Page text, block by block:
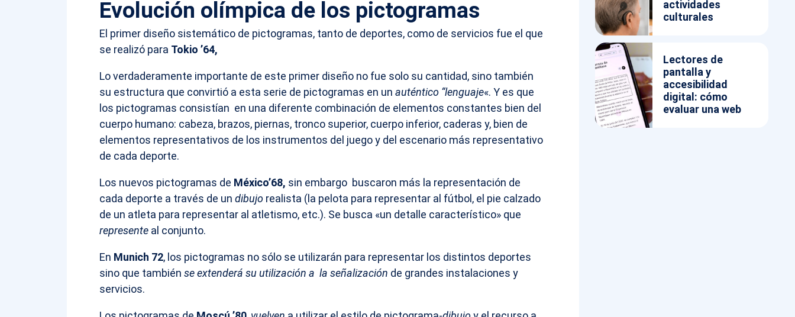
Evolución olímpica de los pictogramas
El primer diseño sistemático de pictogramas, tanto de deportes, como de servicios fue el que
se realizó para Tokio ’64,
Lo verdaderamente importante de este primer diseño no fue solo su cantidad, sino también
su estructura que convirtió a esta serie de pictogramas en un auténtico “lenguaje«. Y es que
los pictogramas consistían en una diferente combinación de elementos constantes bien del
cuerpo humano: cabeza, brazos, piernas, tronco superior, cuerpo inferior, caderas y, bien de
elementos representativos de los instrumentos del juego y del escenario más representativo
de cada deporte.
Los nuevos pictogramas de México’68, sin embargo buscaron más la representación de
cada deporte a través de un dibujorealista (la pelota para representar al fútbol, el pie calzado
de un atleta para representar al atletismo, etc.). Se busca «un detalle característico» que
representeal conjunto.
En Munich 72, los pictogramas no sólo se utilizarán para representar los distintos deportes
sino que también se extenderá su utilización a la señalización de grandes instalaciones y
servicios.
actividades
culturales
Lectores de
pantalla y
accesibilidad
digital: cómo
evaluar una web